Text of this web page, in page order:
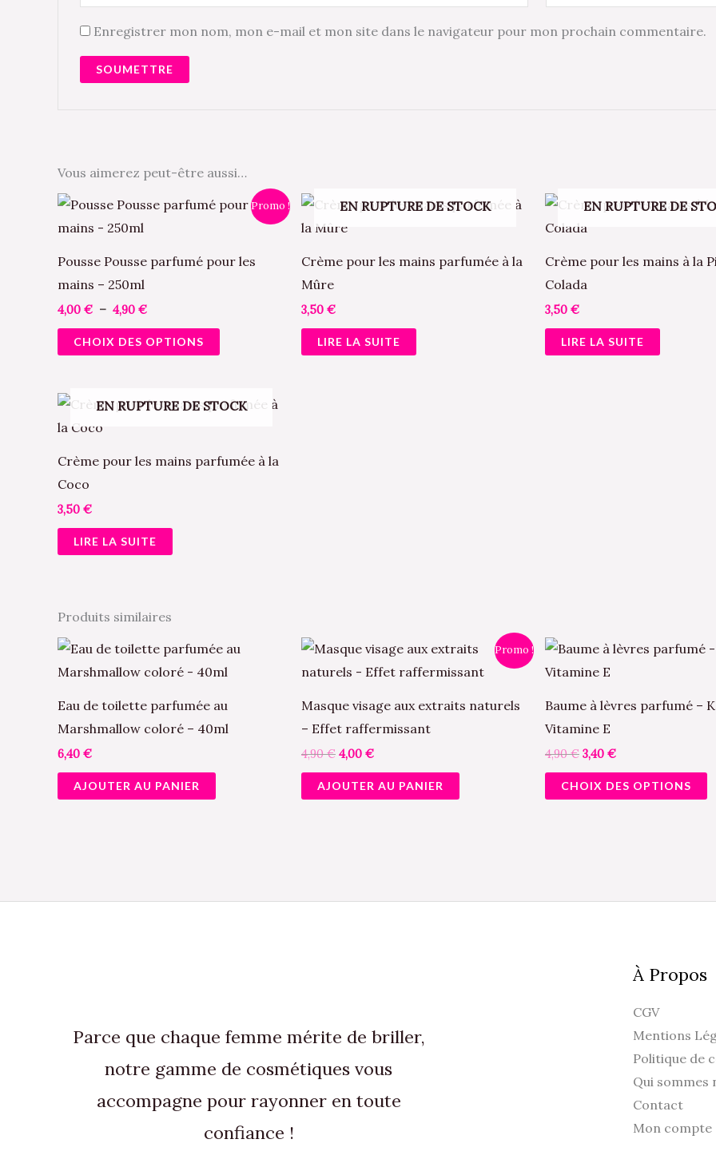
Enregistrer mon nom, mon e-mail et mon site dans le navigateur pour mon prochain commentaire.
Vous aimerez peut-être aussi…
Promo !
Pousse Pousse parfumé pour les
mains – 250ml
4,00 € – 4,90 €
Plage
de
à
4,90 €
CHOIX DES OPTIONS
Ce
produit
choisies
la
EN RUPTURE DE STOCK
Crème pour les mains parfumée à la
Mûre
3,50 €
LIRE LA SUITE
EN RUPTURE DE
Crème pour les mains à la
Colada
3,50 €
LIRE LA SUITE
EN RUPTURE DE STOCK
Crème pour les mains parfumée à la
Coco
3,50 €
LIRE LA SUITE
Produits similaires
Eau de toilette parfumée au
Marshmallow coloré – 40ml
6,40 €
AJOUTER AU PANIER
Promo !
Masque visage aux extraits naturels
– Effet raffermissant
4,90€
Le
prix
initial
4,90 €.
4,00 €
Le
prix
actuel
4,00 €.
AJOUTER AU PANIER
Baume à lèvres parfumé –
Vitamine E
4,90€
Le
initial
4,90 €.
3,40 €
Le
3,40 €.
CHOIX DES OPTIONS
la
Parce que chaque femme mérite de briller,
notre gamme de cosmétiques vous
accompagne pour rayonner en toute
confiance !
À Propos
CGV
Mentions
Politique de
Qui sommes
Contact
Mon compte